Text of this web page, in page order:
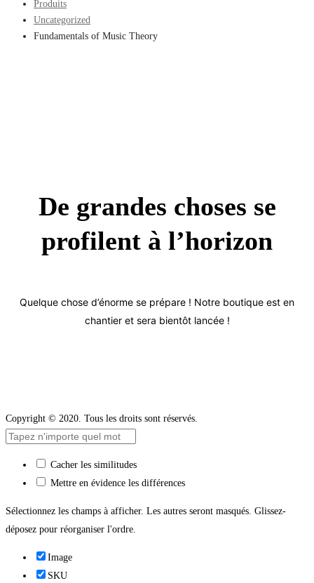
Produits
Uncategorized
Fundamentals of Music Theory
De grandes choses se
profilent à l’horizon
Quelque chose d’énorme se prépare ! Notre boutique est en
chantier et sera bientôt lancée !
Copyright © 2020. Tous les droits sont réservés.
Cacher les similitudes
Mettre en évidence les différences
Sélectionnez les champs à afficher. Les autres seront masqués. Glissez-
déposez pour réorganiser l'ordre.
Image
SKU